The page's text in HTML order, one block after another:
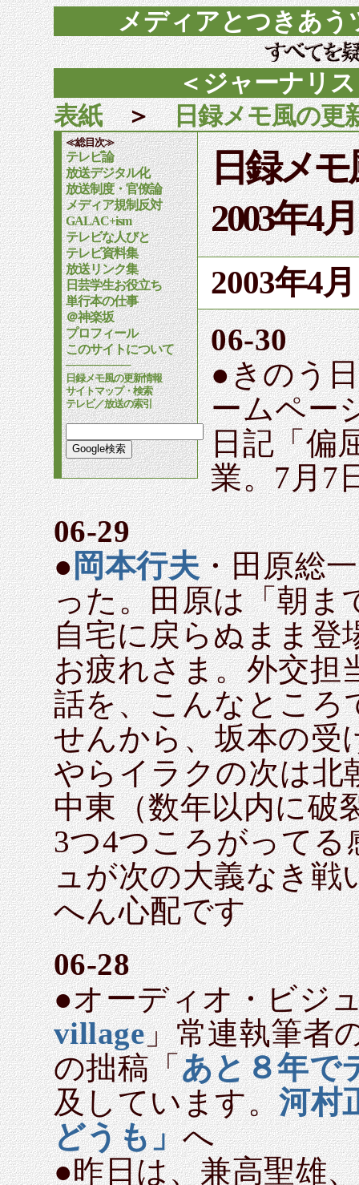
メディアとつきあう
＜ジャーナリ
表紙＞日録メモ風の更
≪総目次≫
テレビ論
放送デジタル化
放送制度・官僚論
メディア規制反対
GALAC+ism
テレビな人びと
テレビ資料集
放送リンク集
日芸学生お役立ち
単行本の仕事
＠神楽坂
プロフィール
このサイトについて
────────
日録メモ風の更新情報
サイトマップ・検索
テレビ／放送の索引
日録メモ
2003年4
2003年4
06-30
●きのう
ームペー
日記「偏
業。7月7
06-29
●岡本行夫・田原総
った。田原は「朝ま
自宅に戻らぬまま登
お疲れさま。外交担
話を、こんなところ
せんから、坂本の受
やらイラクの次は北
中東（数年以内に破
3つ4つころがって
ュが次の大義なき戦
へん心配です
06-28
●オーディオ・ビジ
village」常連執筆者
の拙稿「あと８年で
及しています。河村
どうも」へ
●昨日は、兼高聖雄